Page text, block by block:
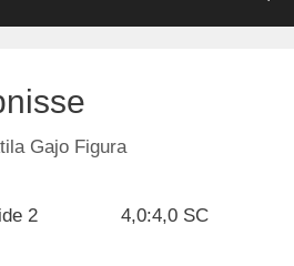
Gajo Figura
2 4,0:4,0 SC